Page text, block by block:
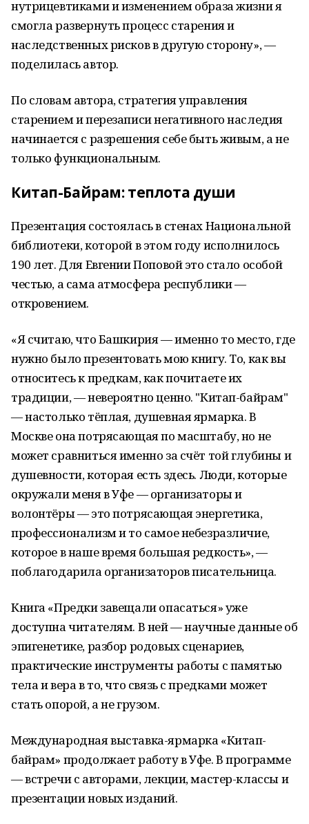
нутрицевтиками и изменением образа жизни я
смогла развернуть процесс старения и
наследственных рисков в другую сторону», —
поделилась автор.
По словам автора, стратегия управления
старением и перезаписи негативного наследия
начинается с разрешения себе быть живым, а не
только функциональным.
Китап-Байрам: теплота души
Презентация состоялась в стенах Национальной
библиотеки, которой в этом году исполнилось
190 лет. Для Евгении Поповой это стало особой
честью, а сама атмосфера республики —
откровением.
«Я считаю, что Башкирия — именно то место, где
нужно было презентовать мою книгу. То, как вы
относитесь к предкам, как почитаете их
традиции, — невероятно ценно. "Китап-байрам"
— настолько тёплая, душевная ярмарка. В
Москве она потрясающая по масштабу, но не
может сравниться именно за счёт той глубины и
душевности, которая есть здесь. Люди, которые
окружали меня в Уфе — организаторы и
волонтёры — это потрясающая энергетика,
профессионализм и то самое небезразличие,
которое в наше время большая редкость», —
поблагодарила организаторов писательница.
Книга «Предки завещали опасаться» уже
доступна читателям. В ней — научные данные об
эпигенетике, разбор родовых сценариев,
практические инструменты работы с памятью
тела и вера в то, что связь с предками может
стать опорой, а не грузом.
Международная выставка-ярмарка «Китап-
байрам» продолжает работу в Уфе. В программе
— встречи с авторами, лекции, мастер-классы и
презентации новых изданий.